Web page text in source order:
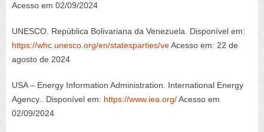
Acesso em 02/09/2024
UNESCO. República Bolivariana da Venezuela. Disponível em:
https://whc.unesco.org/en/statesparties/veAcesso em: 22 de
agosto de 2024
USA– Energy Information Administration. International Energy
Agency.. Disponível em: https://www.iea.org/Acesso em
02/09/2024